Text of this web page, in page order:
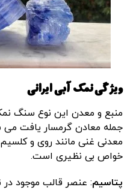
ویژگی نمک آبی ایرانی
منبع و معدن این نوع سنگ
جمله معادن گرمسار یافت می
معدنی غنی مانند روی و
خواص بی نظیری است.
پتاسیم: عنصر قالب موجود